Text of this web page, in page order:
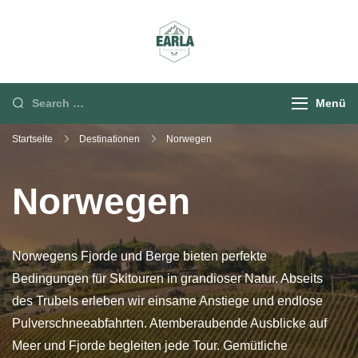
Menü
Startseite Destinationen Norwegen
Norwegen
Norwegens Fjorde und Berge bieten perfekte
Bedingungen für Skitouren in grandioser Natur. Abseits
des Trubels erleben wir einsame Anstiege und endlose
Pulverschneeabfahrten. Atemberaubende Ausblicke auf
Meer und Fjorde begleiten jede Tour. Gemütliche